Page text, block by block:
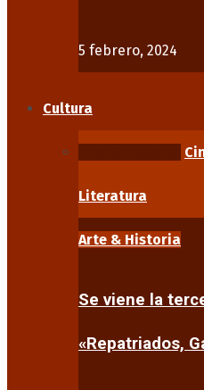
5 febrero, 2024
Cultura
Literatura
Arte & Historia
Se viene la
«Repatriados,